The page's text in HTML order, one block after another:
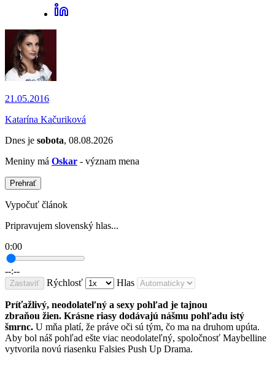
21.05.2016
Katarína Kačuriková
Dnes je sobota, 08.08.2026
Meniny má Oskar - význam mena
Prehrať
Vypočuť článok
Pripravujem slovenský hlas...
0:00
--:--
Zastaviť Rýchlosť Hlas
Príťažlivý, neodolateľný a sexy pohľad je tajnou
zbraňou žien. Krásne riasy dodávajú nášmu pohľadu istý
šmrnc. U mňa platí, že práve oči sú tým, čo ma na druhom upúta.
Aby bol náš pohľad ešte viac neodolateľný, spoločnosť Maybelline
vytvorila novú riasenku Falsies Push Up Drama.